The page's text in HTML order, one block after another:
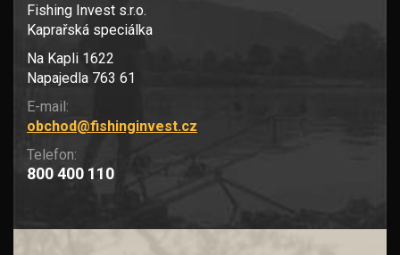
Fishing Invest s.r.o.
Kaprařská speciálka
Na Kapli 1622
Napajedla 763 61
E-mail:
obchod@fishinginvest.cz
Telefon:
800 400 110